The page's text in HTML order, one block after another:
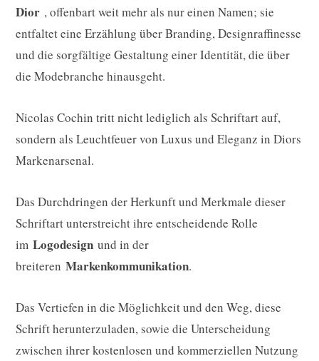
Dior , offenbart weit mehr als nur einen Namen; sie
entfaltet eine Erzählung über Branding, Designraffinesse
und die sorgfältige Gestaltung einer Identität, die über
die Modebranche hinausgeht.
Nicolas Cochin tritt nicht lediglich als Schriftart auf,
sondern als Leuchtfeuer von Luxus und Eleganz in Diors
Markenarsenal.
Das Durchdringen der Herkunft und Merkmale dieser
Schriftart unterstreicht ihre entscheidende Rolle
im Logodesign und in der
breiteren Markenkommunikation.
Das Vertiefen in die Möglichkeit und den Weg, diese
Schrift herunterzuladen, sowie die Unterscheidung
zwischen ihrer kostenlosen und kommerziellen Nutzung